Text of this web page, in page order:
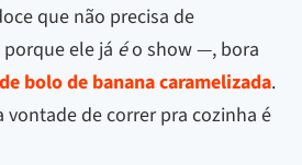
que não precisa de
ele já éo show —, bora
bolo de banana caramelizada.
vontade de correr pra cozinha é